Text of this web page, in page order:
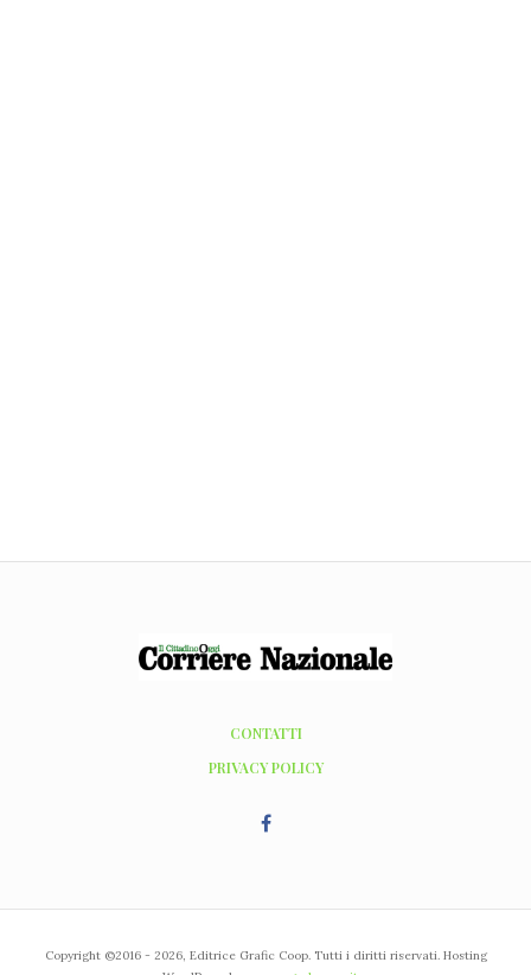
CONTATTI
PRIVACY POLICY
Copyright ©2016 - 2026, Editrice Grafic Coop. Tutti i diritti riservati. Hosting